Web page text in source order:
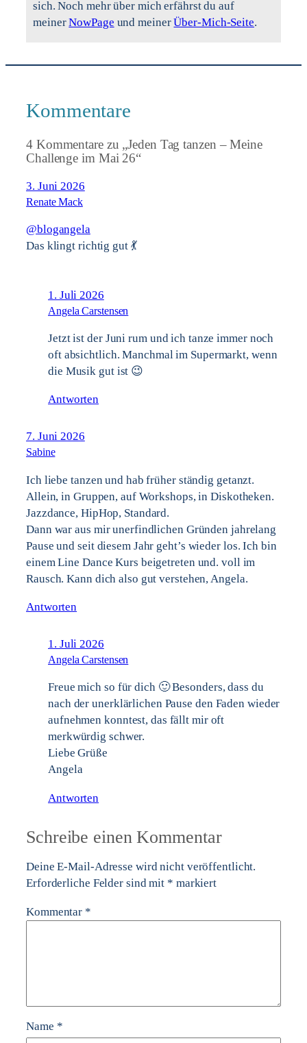
sich. Noch mehr über mich erfährst du auf
meinerNowPage und meinerÜber-Mich-Seite.
Kommentare
4 Kommentare zu „Jeden Tag tanzen – Meine
Challenge im Mai 26“
3. Juni 2026
Renate Mack
@blogangela
Das klingt richtig gut 💃
1. Juli 2026
Angela Carstensen
Jetzt ist der Juni rum und ich tanze immer noch
oft absichtlich. Manchmal im Supermarkt, wenn
die Musik gut ist 😉
Antworten
7. Juni 2026
Sabine
Ich liebe tanzen und hab früher ständig getanzt.
Allein, in Gruppen, auf Workshops, in Diskotheken.
Jazzdance, HipHop, Standard.
Dann war aus mir unerfindlichen Gründen jahrelang
Pause und seit diesem Jahr geht’s wieder los. Ich bin
einem Line Dance Kurs beigetreten und. voll im
Rausch. Kann dich also gut verstehen, Angela.
Antworten
1. Juli 2026
Angela Carstensen
Freue mich so für dich 🙂 Besonders, dass du
nach der unerklärlichen Pause den Faden wieder
aufnehmen konntest, das fällt mir oft
merkwürdig schwer.
Liebe Grüße
Angela
Antworten
Schreibe einen Kommentar
Deine E-Mail-Adresse wird nicht veröffentlicht.
Erforderliche Felder sind mit * markiert
Kommentar *
Name *